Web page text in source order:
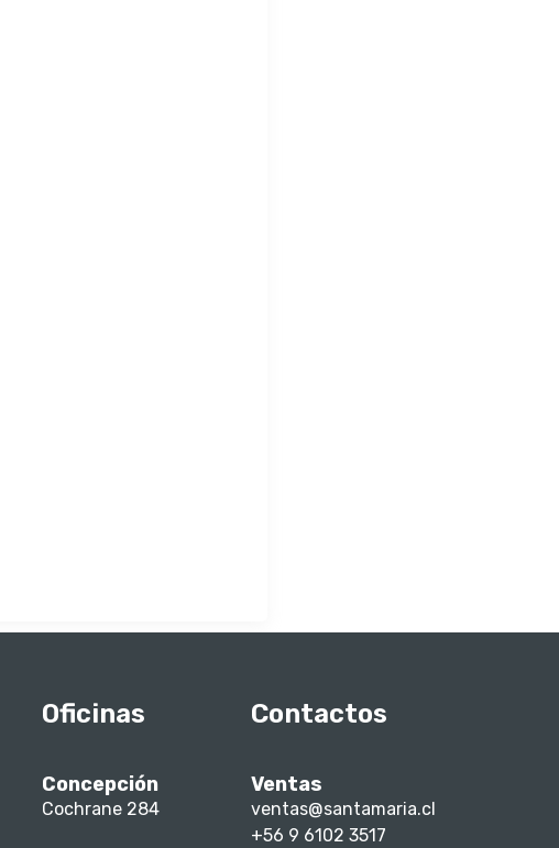
Oficinas
Concepción
Cochrane 284
Contactos
Ventas
ventas@santamaria.cl
+56 9 6102 3517